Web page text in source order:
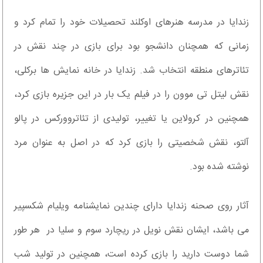
زندایا در مدرسه هنرهای اوکلند تحصیلات خود را تمام کرد و
زمانی که همچنان دانشجو بود برای بازی در چند نقش در
تئاترهای منطقه انتخاب شد. زندایا در خانه نمایش ها برکلی،
نقش لیتل تی موون را در فیلم یک بار در این جزیره بازی کرد،
همچنین در کرولاین یا تغییر، تولیدی از تئاتروورکس در پالو
آلتو، نقش شخصیتی را بازی کرد که در اصل به عنوان مرد
نوشته شده بود.
آثار روی صحنه زندایا دارای چندین نمایشنامه ویلیام شکسپیر
می باشد، ایشان نقش نویل در ریچارد سوم و سلیا در هر طور
شما دوست دارید را بازی کرده است، همچنین در تولید شب